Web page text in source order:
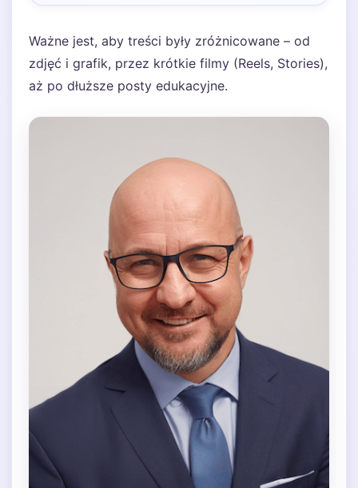
Ważne jest, aby treści były zróżnicowane – od
zdjęć i grafik, przez krótkie filmy (Reels, Stories),
aż po dłuższe posty edukacyjne.